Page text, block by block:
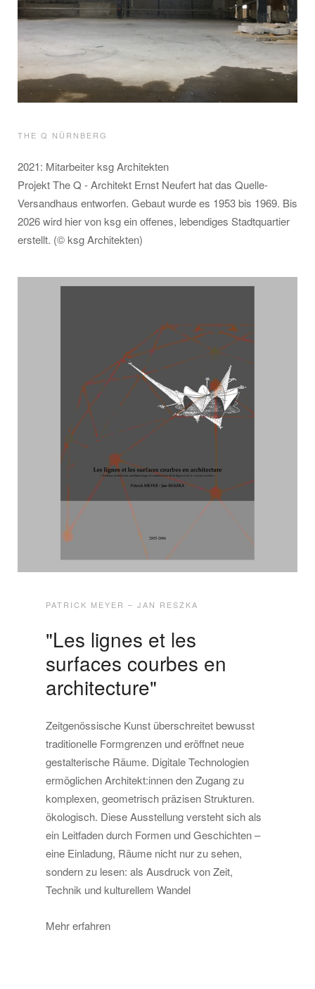
THE Q NÜRNBERG
2021: Mitarbeiter ksg Architekten
Projekt The Q - Architekt Ernst Neufert hat das Quelle-
Versandhaus entworfen. Gebaut wurde es 1953 bis 1969. Bis
2026 wird hier von ksg ein offenes, lebendiges Stadtquartier
erstellt. (© ksg Architekten)
PATRICK MEYER – JAN RESZKA
"Les lignes et les
surfaces courbes en
architecture"
Zeitgenössische Kunst überschreitet bewusst
traditionelle Formgrenzen und eröffnet neue
gestalterische Räume. Digitale Technologien
ermöglichen Architekt:innen den Zugang zu
komplexen, geometrisch präzisen Strukturen.
ökologisch. Diese Ausstellung versteht sich als
ein Leitfaden durch Formen und Geschichten –
eine Einladung, Räume nicht nur zu sehen,
sondern zu lesen: als Ausdruck von Zeit,
Technik und kulturellem Wandel
Mehr erfahren